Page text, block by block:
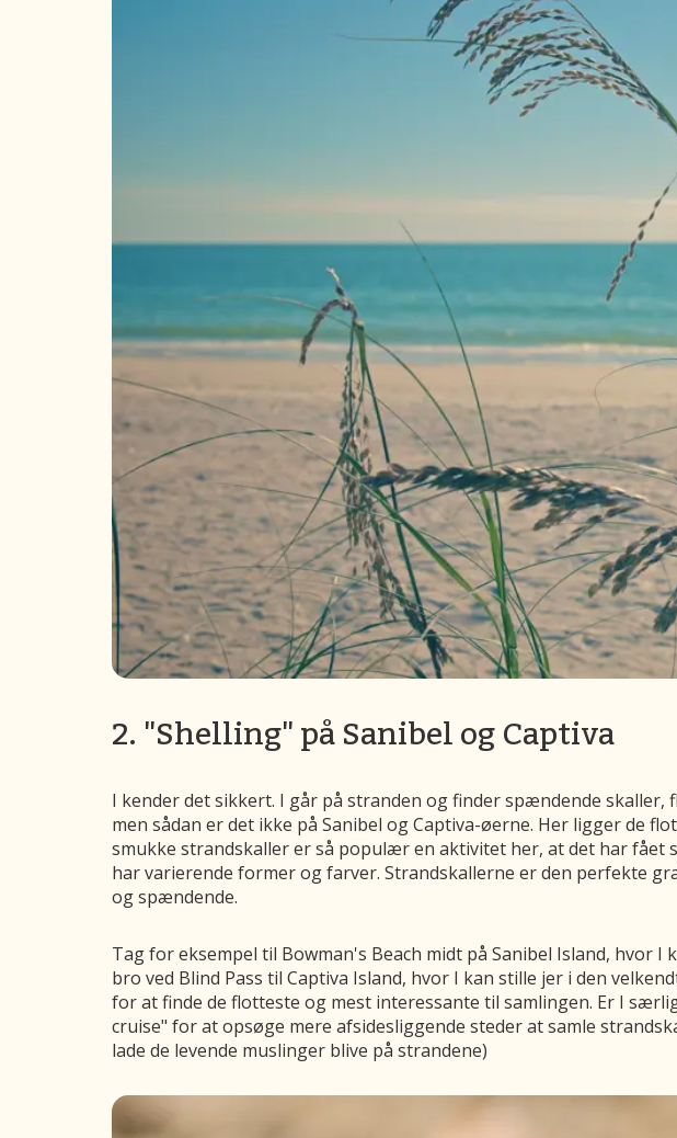
2. "Shelling" på Sanibel og Captiva
I kender det sikkert. I går på stranden og finder spændende
men sådan er det ikke på Sanibel og Captiva-øerne. Her ligger de
smukke strandskaller er så populær en aktivitet her, at det har fået
har varierende former og farver. Strandskallerne er den perfekte
og spændende.
Tag for eksempel til Bowman's Beach midt på Sanibel Island, hvor
bro ved Blind Pass til Captiva Island, hvor I kan stille jer i den
for at finde de flotteste og mest interessante til samlingen. Er I
cruise" for at opsøge mere afsidesliggende steder at samle
lade de levende muslinger blive på strandene)